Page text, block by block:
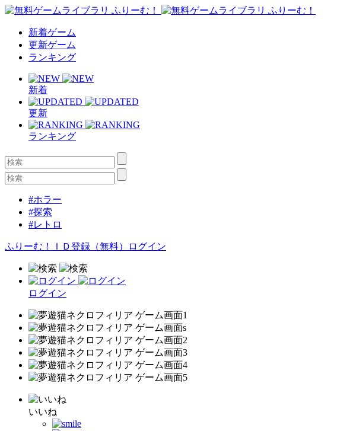
新着ゲーム
更新ゲーム
ランキング
新着
更新
ランキング
#ホラー
#探索
#レトロ
ふりーむ！ＩＤ登録（無料） ログイン
ログイン
いいね